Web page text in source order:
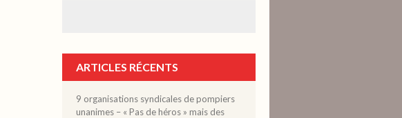
ARTICLES RÉCENTS
9 organisations syndicales de pompiers
unanimes – « Pas de héros » mais des